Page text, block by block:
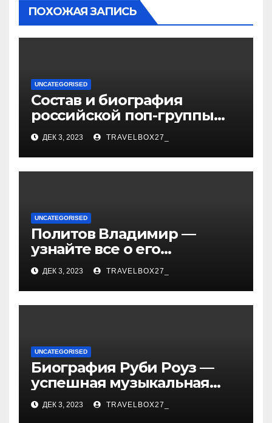
ПОХОЖАЯ ЗАПИСЬ
UNCATEGORISED
Состав и биография
российской поп-группы
«Иванушки интернешнл»
— история успеха, музыка
и судьбы участников
ДЕК 3, 2023 TRAVELBOX27_
UNCATEGORISED
Политов Владимир —
узнайте все о его
биографии, возрасте и
впечатляющих
достижениях!
ДЕК 3, 2023 TRAVELBOX27_
UNCATEGORISED
Биография Руби Роуз —
успешная музыкальная
карьера, личная жизнь и
знаковые достижения
ДЕК 3, 2023 TRAVELBOX27_